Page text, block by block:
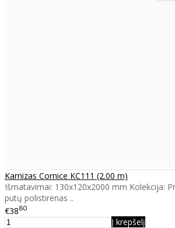
Karnizas Cornice KC111 (2.00 m)
Išmatavimai: 130x120x2000 mm Kolekcija:
putų polistirenas ..
€3880
Į krepšelį